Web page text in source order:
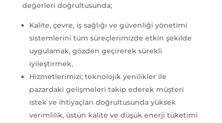
değerleri doğrultusunda;
Kalite, çevre, iş sağlığı ve güvenliği yönetimi
sistemlerini tüm süreçlerimizde etkin şekilde
uygulamak, gözden geçirerek sürekli
iyileştirmek,
Hizmetlerimizi; teknolojik yenilikler ile
pazardaki gelişmeleri takip ederek müşteri
istek ve ihtiyaçları doğrultusunda yüksek
verimlilik, üstün kalite ve düşük enerji tüketimi